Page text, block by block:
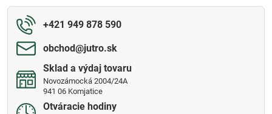
+421 949 878 590
obchod​@jutro​.sk
Sklad a výdaj tovaru
Novozámocká 2004/24A
941 06 Komjatice
Otváracie hodiny